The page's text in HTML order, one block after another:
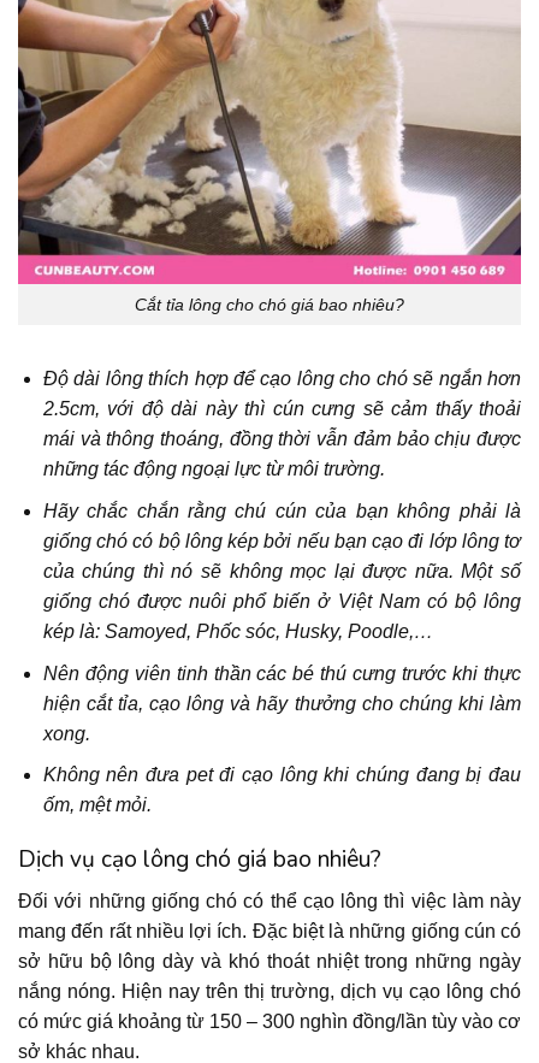
Cắt tỉa lông cho chó giá bao nhiêu?
Độ dài lông thích hợp để cạo lông cho chó sẽ ngắn hơn
2.5cm, với độ dài này thì cún cưng sẽ cảm thấy thoải
mái và thông thoáng, đồng thời vẫn đảm bảo chịu được
những tác động ngoại lực từ môi trường.
Hãy chắc chắn rằng chú cún của bạn không phải là
giống chó có bộ lông kép bởi nếu bạn cạo đi lớp lông tơ
của chúng thì nó sẽ không mọc lại được nữa. Một số
giống chó được nuôi phổ biến ở Việt Nam có bộ lông
kép là: Samoyed, Phốc sóc, Husky, Poodle,…
Nên động viên tinh thần các bé thú cưng trước khi thực
hiện cắt tỉa, cạo lông và hãy thưởng cho chúng khi làm
xong.
Không nên đưa pet đi cạo lông khi chúng đang bị đau
ốm, mệt mỏi.
Dịch vụ cạo lông chó giá bao nhiêu?
Đối với những giống chó có thể cạo lông thì việc làm này
mang đến rất nhiều lợi ích. Đặc biệt là những giống cún có
sở hữu bộ lông dày và khó thoát nhiệt trong những ngày
nắng nóng. Hiện nay trên thị trường, dịch vụ cạo lông chó
có mức giá khoảng từ 150 – 300 nghìn đồng/lần tùy vào cơ
sở khác nhau.